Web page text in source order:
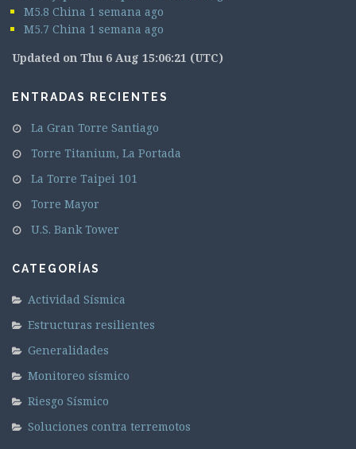
M5.8 China 1 semana ago
M5.7 China 1 semana ago
Updated on Thu 6 Aug 15:06:21 (UTC)
ENTRADAS RECIENTES
La Gran Torre Santiago
Torre Titanium, La Portada
La Torre Taipei 101
Torre Mayor
U.S. Bank Tower
CATEGORÍAS
Actividad Sísmica
Estructuras resilientes
Generalidades
Monitoreo sísmico
Riesgo Sísmico
Soluciones contra terremotos